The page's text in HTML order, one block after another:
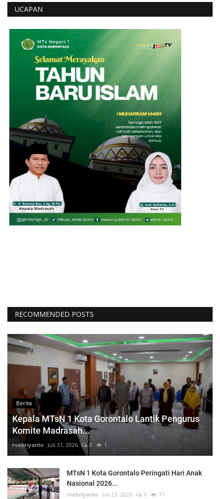
UCAPAN
RECOMMENDED POSTS
Berita
Kepala MTsN 1 Kota Gorontalo Lantik Pengurus
Komite Madrasah...
rvebriyanto Juli 31, 2026 0 1
MTsN 1 Kota Gorontalo Peringati Hari Anak
Nasional 2026...
rvebriyanto Juli 23, 2026 0 71